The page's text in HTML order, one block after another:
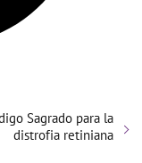
Sagrado para la
distrofia retiniana